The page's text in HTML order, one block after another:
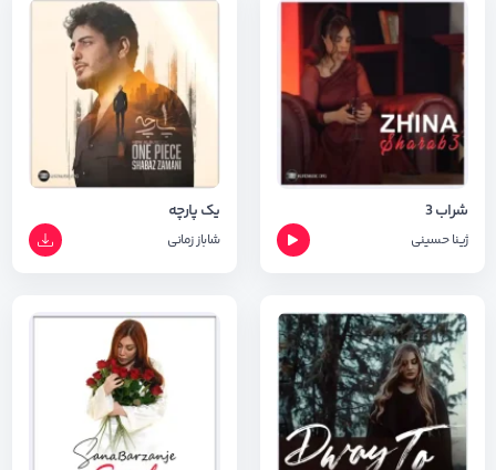
شراب 3
ژینا حسینی
یک پارچه
شاباز زمانی